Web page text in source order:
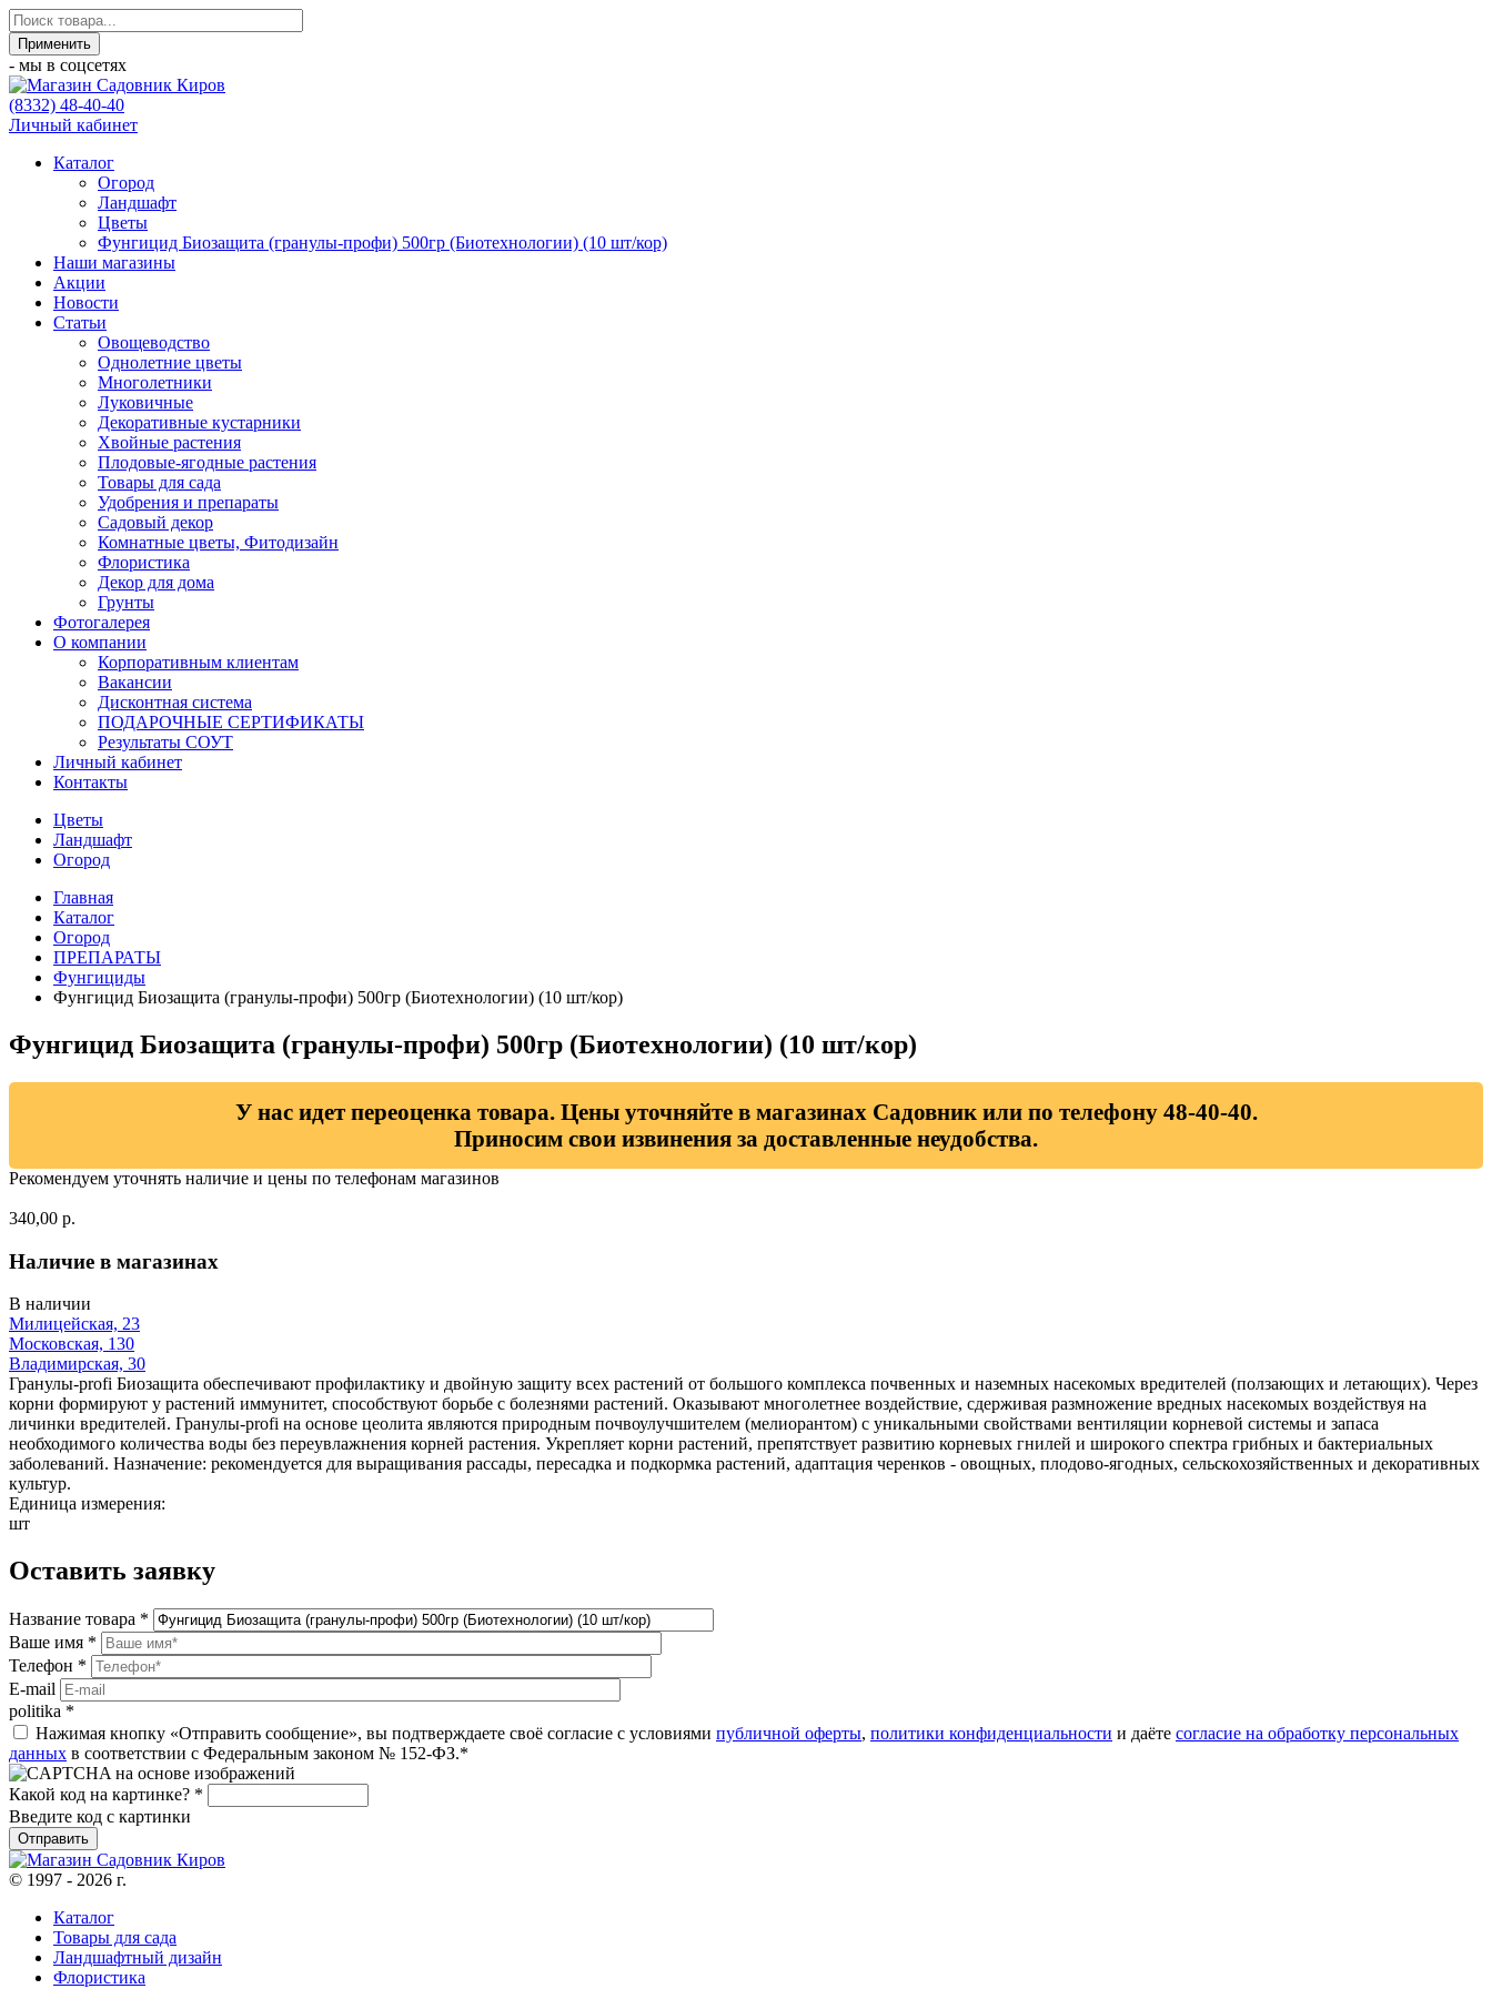
- мы в соцсетях
(8332) 48-40-40
Личный кабинет
Каталог
Огород
Ландшафт
Цветы
Фунгицид Биозащита (гранулы-профи) 500гр (Биотехнологии) (10 шт/кор)
Наши магазины
Акции
Новости
Статьи
Овощеводство
Однолетние цветы
Многолетники
Луковичные
Декоративные кустарники
Хвойные растения
Плодовые-ягодные растения
Товары для сада
Удобрения и препараты
Садовый декор
Комнатные цветы, Фитодизайн
Флористика
Декор для дома
Грунты
Фотогалерея
О компании
Корпоративным клиентам
Вакансии
Дисконтная система
ПОДАРОЧНЫЕ СЕРТИФИКАТЫ
Результаты СОУТ
Личный кабинет
Контакты
Цветы
Ландшафт
Огород
Главная
Каталог
Огород
ПРЕПАРАТЫ
Фунгициды
Фунгицид Биозащита (гранулы-профи) 500гр (Биотехнологии) (10 шт/кор)
Фунгицид Биозащита (гранулы-профи) 500гр (Биотехнологии) (10 шт/кор)
У нас идет переоценка товара. Цены уточняйте в магазинах Садовник или по телефону 48-40-40.
Приносим свои извинения за доставленные неудобства.
Рекомендуем уточнять наличие и цены по телефонам магазинов
340,00 р.
Наличие в магазинах
В наличии
Милицейская, 23
Московская, 130
Владимирская, 30
Гранулы-profi Биозащита обеспечивают профилактику и двойную защиту всех растений от большого комплекса почвенных и наземных насекомых вредителей (ползающих и летающих). Через
корни формируют у растений иммунитет, способствуют борьбе с болезнями растений. Оказывают многолетнее воздействие, сдерживая размножение вредных насекомых воздействуя на
личинки вредителей. Гранулы-profi на основе цеолита являются природным почвоулучшителем (мелиорантом) с уникальными свойствами вентиляции корневой системы и запаса
необходимого количества воды без переувлажнения корней растения. Укрепляет корни растений, препятствует развитию корневых гнилей и широкого спектра грибных и бактериальных
заболеваний. Назначение: рекомендуется для выращивания рассады, пересадка и подкормка растений, адаптация черенков - овощных, плодово-ягодных, сельскохозяйственных и декоративных
культур.
Единица измерения:
шт
Оставить заявку
Название товара *
Ваше имя *
Телефон *
E-mail
politika *
Нажимая кнопку «Отправить сообщение», вы подтверждаете своё согласие с условиями публичной оферты, политики конфиденциальности и даёте согласие на обработку персональных
данных в соответствии с Федеральным законом № 152-ФЗ.*
Какой код на картинке? *
Введите код с картинки
© 1997 - 2026 г.
Каталог
Товары для сада
Ландшафтный дизайн
Флористика